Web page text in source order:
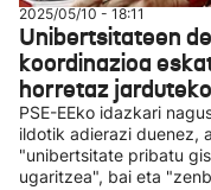
2025/05/10 - 18:11
Unibertsitateen
koordinazioa
horretaz
PSE-EEko idazkari
ildotik adierazi duenez,
"unibertsitate pribatu
ugaritzea", bai eta